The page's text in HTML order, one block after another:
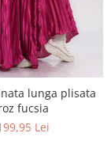
lunga plisata
fucsia
Lei